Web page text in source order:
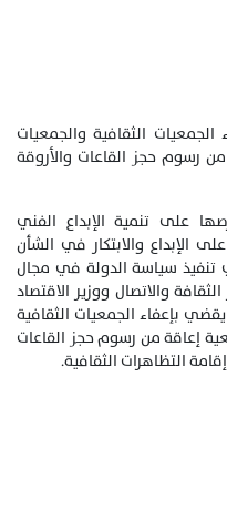
الجمعيات الثقافية والجمعيات
رسوم حجز القاعات والأروقة
على تنمية الإبداع الفني
الإبداع والابتكار في الشأن
تنفيذ سياسة الدولة في مجال
والاتصال ووزير الاقتصاد
قرارا مشتركا تحت رقم 769.18، يقضي بإعفاء الجمعيات الثقافية
إعاقة من رسوم حجز القاعات
التظاهرات الثقافية.